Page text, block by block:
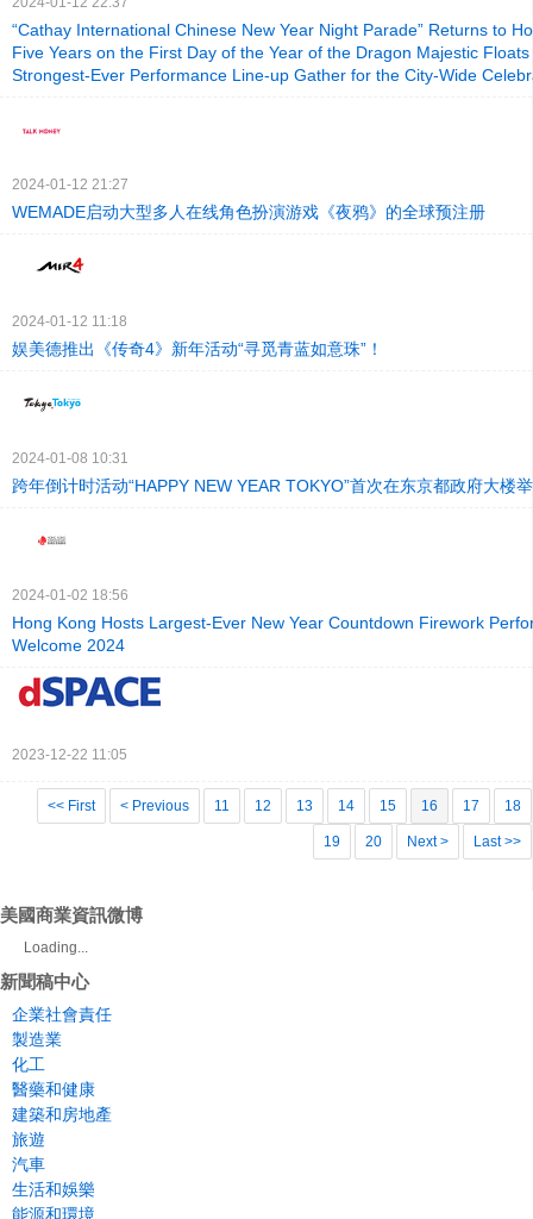
“Cathay International Chinese New Year Night Parade” Returns to
Five Years on the First Day of the Year of the Dragon Majestic
Strongest-Ever Performance Line-up Gather for the City-Wide
2024-01-12 21:27
WEMADE启动大型多人在线角色扮演游戏《夜鸦》的全球预注册
2024-01-12 11:18
娱美德推出《传奇4》新年活动“寻觅青蓝如意珠”！
2024-01-08 10:31
跨年倒计时活动“HAPPY NEW YEAR TOKYO”首次在东京都政府大楼
2024-01-02 18:56
Hong Kong Hosts Largest-Ever New Year Countdown Firework
Welcome 2024
2023-12-22 11:05
<< First < Previous 11 12 13 14 15 16 17 18
19 20 Next > Last >>
美國商業資訊微博
Loading...
新聞稿中心
企業社會責任
製造業
化工
醫藥和健康
建築和房地產
旅遊
汽車
生活和娛樂
能源和環境